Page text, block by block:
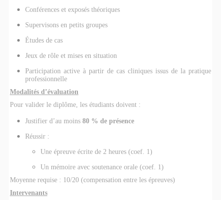
Conférences et exposés théoriques
Supervisons en petits groupes
Études de cas
Jeux de rôle et mises en situation
Participation active à partir de cas cliniques issus de la pratique
professionnelle
Modalités d’évaluation
Pour valider le diplôme, les étudiants doivent :
Justifier d’au moins 80 % de présence
Réussir :
Une épreuve écrite de 2 heures (coef. 1)
Un mémoire avec soutenance orale (coef. 1)
Moyenne requise : 10/20 (compensation entre les épreuves)
Intervenants